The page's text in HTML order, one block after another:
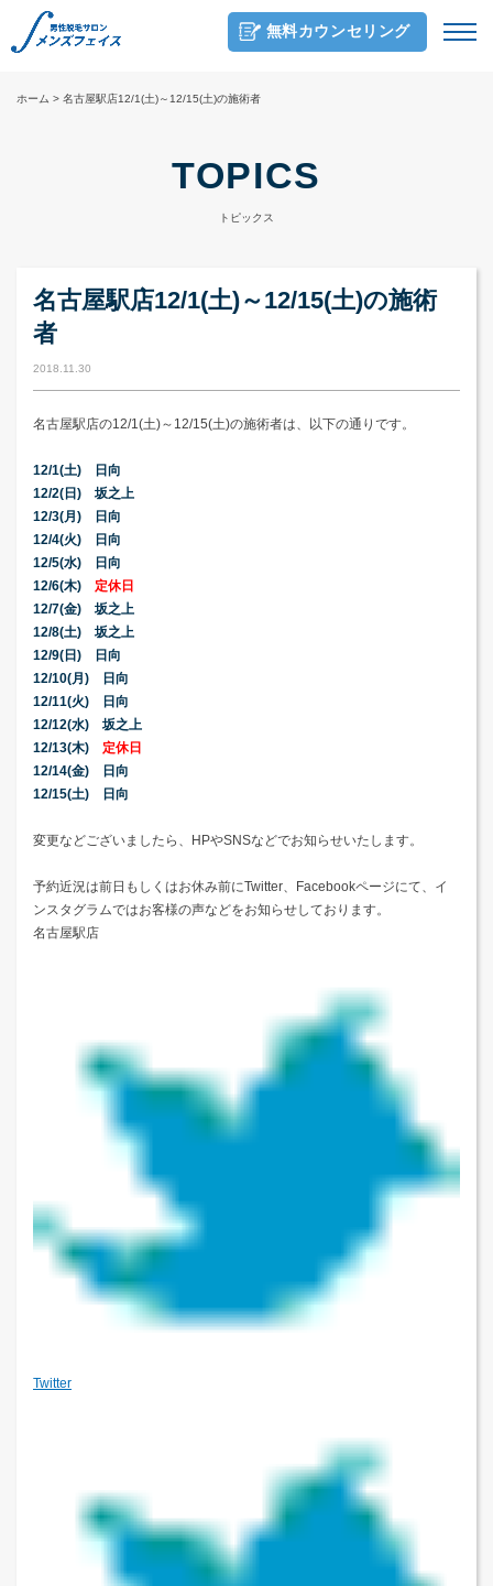
無料カウンセリング
ホーム > 名古屋駅店12/1(土)～12/15(土)の施術者
TOPICS
トピックス
名古屋駅店12/1(土)～12/15(土)の施術
者
2018.11.30
名古屋駅店の12/1(土)～12/15(土)の施術者は、以下の通りです。
12/1(土) 日向
12/2(日) 坂之上
12/3(月) 日向
12/4(火) 日向
12/5(水) 日向
12/6(木) 定休日
12/7(金) 坂之上
12/8(土) 坂之上
12/9(日) 日向
12/10(月) 日向
12/11(火) 日向
12/12(水) 坂之上
12/13(木) 定休日
12/14(金) 日向
12/15(土) 日向
変更などございましたら、HPやSNSなどでお知らせいたします。
予約近況は前日もしくはお休み前にTwitter、Facebookページにて、イ
ンスタグラムではお客様の声などをお知らせしております。
名古屋駅店
Twitter